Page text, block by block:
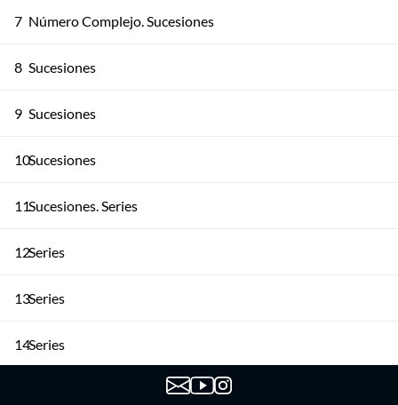
7 Número Complejo. Sucesiones
8 Sucesiones
9 Sucesiones
10Sucesiones
11Sucesiones. Series
12Series
13Series
14Series